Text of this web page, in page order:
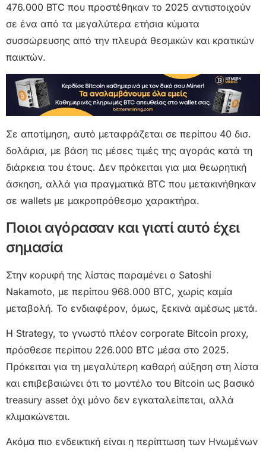
476.000 BTC που προστέθηκαν το 2025 αντιστοιχούν
σε ένα από τα μεγαλύτερα ετήσια κύματα
συσσώρευσης από την πλευρά θεσμικών και κρατικών
παικτών.
Σε αποτίμηση, αυτό μεταφράζεται σε περίπου 40 δισ.
δολάρια, με βάση τις μέσες τιμές της αγοράς κατά τη
διάρκεια του έτους. Δεν πρόκειται για μια θεωρητική
άσκηση, αλλά για πραγματικά BTC που μετακινήθηκαν
σε wallets με μακροπρόθεσμο χαρακτήρα.
Ποιοι αγόρασαν και γιατί αυτό έχει
σημασία
Στην κορυφή της λίστας παραμένει ο Satoshi
Nakamoto, με περίπου 968.000 BTC, χωρίς καμία
μεταβολή. Το ενδιαφέρον, όμως, ξεκινά αμέσως μετά.
Η Strategy, το γνωστό πλέον corporate Bitcoin proxy,
πρόσθεσε περίπου 226.000 BTC μέσα στο 2025.
Πρόκειται για τη μεγαλύτερη καθαρή αύξηση στη λίστα
και επιβεβαιώνει ότι το μοντέλο του Bitcoin ως βασικό
treasury asset όχι μόνο δεν εγκαταλείπεται, αλλά
κλιμακώνεται.
Ακόμα πιο ενδεικτική είναι η περίπτωση των Ηνωμένων